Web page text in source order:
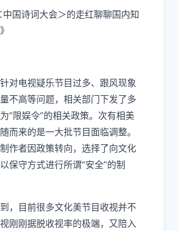
中国诗词大会＞的走红聊聊国内知
对电视疑乐节目过多、跟风现象
不高等问题，相关部门下发了多
“限娱令”的相关政策。次有相美
而来的是一大批节目面临调整。
作者因政策转向，选择了向文化
保守方式进行所谓“安全”的制
，目前很多文化美节目收视并不
刚刚据脱收视率的极端，又陪入